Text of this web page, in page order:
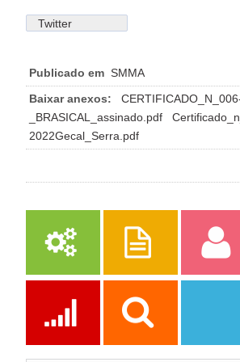
Twitter
Publicado em SMMA
Baixar anexos:
_BRASICAL_assinado.pdf
2022Gecal_Serra.pdf
Serviços Publicações Servidor